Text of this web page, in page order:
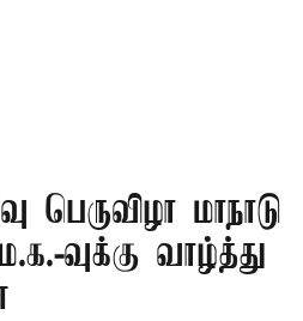
பெருவிழா மாநாடு
வுக்கு வாழ்த்து